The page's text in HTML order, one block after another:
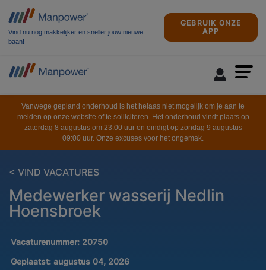
Vind nu nog makkelijker en sneller jouw nieuwe
baan!
GEBRUIK ONZE
APP
Vanwege gepland onderhoud is het helaas niet mogelijk om je aan te
melden op onze website of te solliciteren. Het onderhoud vindt plaats op
zaterdag 8 augustus om 23:00 uur en eindigt op zondag 9 augustus
09:00 uur. Onze excuses voor het ongemak.
< VIND VACATURES
Medewerker wasserij Nedlin
Hoensbroek
Vacaturenummer: 20750
Geplaatst: augustus 04, 2026